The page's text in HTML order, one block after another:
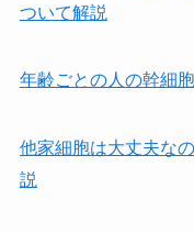
ついて解説
年齢ごとの人の幹細
他家細胞は⼤丈夫な
説